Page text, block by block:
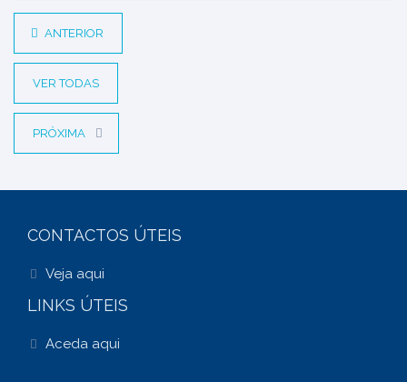
ANTERIOR
VER TODAS
PRÓXIMA
CONTACTOS ÚTEIS
Veja aqui
LINKS ÚTEIS
Aceda aqui